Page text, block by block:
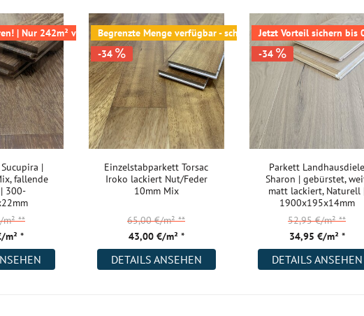
Eine
Aber
Oberfläche.
Während der
verschließt,
des Holzes
bitte der
fragen Sie
davon ca.
| Nur 242m² verfügbar
|
fallende
300-
m² *
m²**
Begrenzte Menge verfügbar - schnell zugreifen
-34
Einzelstabparkett Torsac
Iroko lackiert Nut/Feder
10mm Mix
43,00 €/m² *
65,00 €/m²**
DETAILS ANSEHEN
Jetzt Vorteil sichern bis
-34
Parkett Landhausdiele
Sharon | gebürstet,
matt lackiert, Naturell
1900x195x14mm
34,95 €/m² *
52,95 €/m²**
DETAILS ANSEHEN